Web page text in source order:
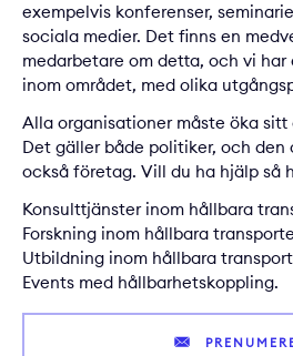
exempelvis konferenser,
sociala medier. Det finns en
medarbetare om detta, och vi
inom området, med olika
Alla organisationer måste öka
Det gäller både politiker, och
också företag. Vill du ha hjälp så
Konsulttjänster inom hållbara
Forskning inom hållbara
Utbildning inom hållbara
Events med hållbarhetskoppling.